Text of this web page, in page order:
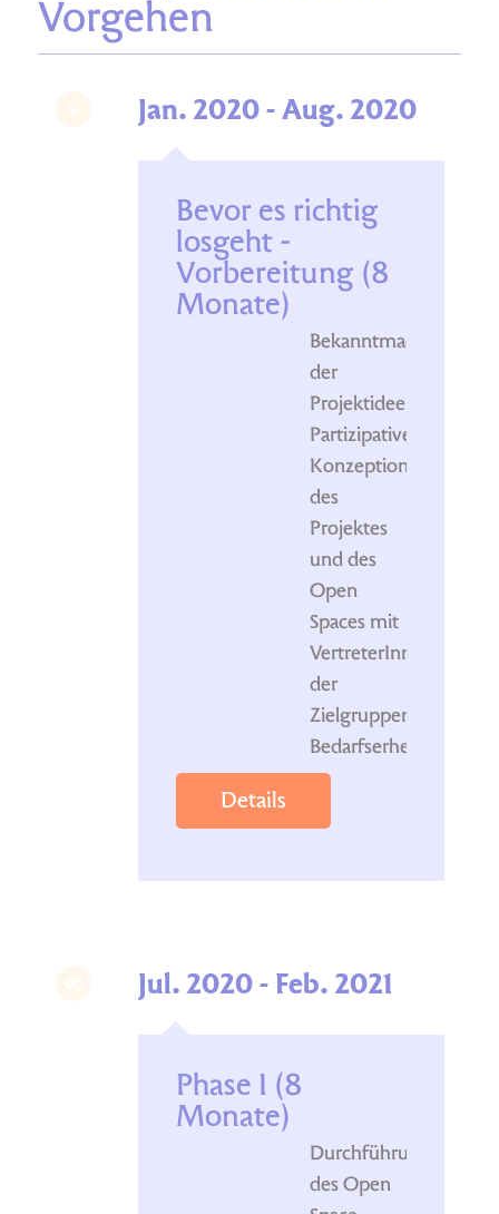
Vorgehen
Jan. 2020 - Aug. 2020
Bevor es richtig
losgeht -
Vorbereitung (8
Monate)
Bekanntmachung
der
Projektidee
Partizipative
Konzeption
des
Projektes
und des
Open
Spaces mit
VertreterInnen
der
Zielgruppen
Bedarfserhebung
Details
Jul. 2020 - Feb. 2021
Phase I (8
Monate)
Durchführung
des Open